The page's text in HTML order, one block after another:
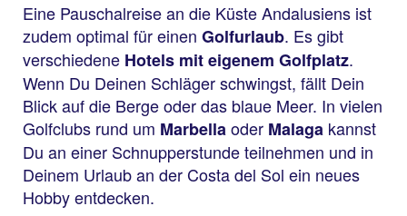
Eine Pauschalreise an die Küste Andalusiens ist
zudem optimal für einen Golfurlaub. Es gibt
verschiedene Hotels mit eigenem Golfplatz.
Wenn Du Deinen Schläger schwingst, fällt Dein
Blick auf die Berge oder das blaue Meer. In vielen
Golfclubs rund um Marbellaoder Malaga kannst
Du an einer Schnupperstunde teilnehmen und in
Deinem Urlaub an der Costa del Sol ein neues
Hobby entdecken.